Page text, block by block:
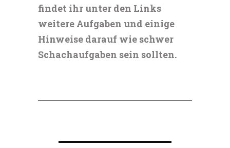
findet ihr unter den Links
weitere Aufgaben und einige
Hinweise darauf wie schwer
Schachaufgaben sein sollten.